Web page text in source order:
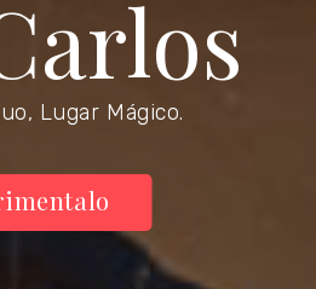
Lugar Mágico.